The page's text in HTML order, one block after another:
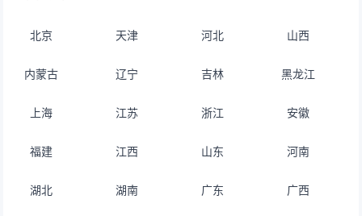
北京 天津 河北 山西
内蒙古 辽宁 吉林 黑龙江
上海 江苏 浙江 安徽
福建 江西 山东 河南
湖北 湖南 广东 广西